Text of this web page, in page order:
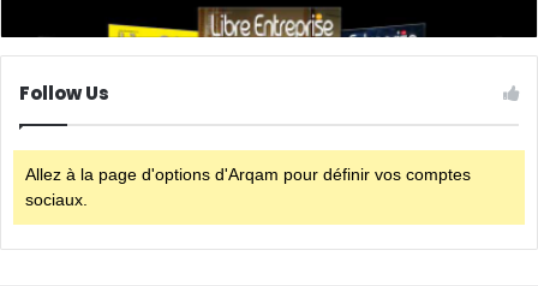
Follow Us
Allez à la page d'options d'Arqam pour définir vos comptes
sociaux.